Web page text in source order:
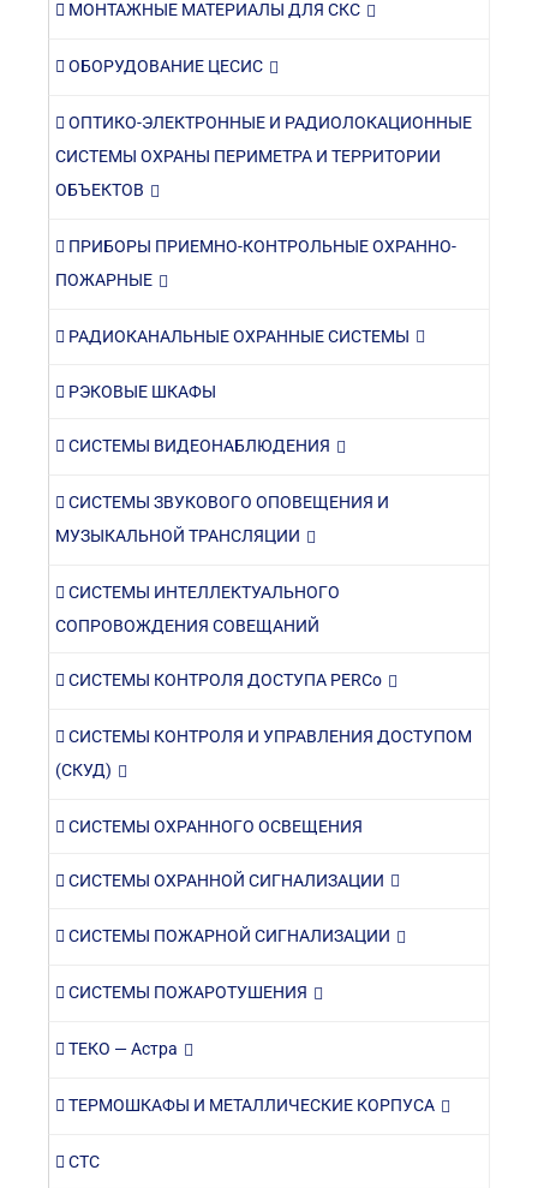
МОНТАЖНЫЕ МАТЕРИАЛЫ ДЛЯ СКС
ОБОРУДОВАНИЕ ЦЕСИС
ОПТИКО-ЭЛЕКТРОННЫЕ И РАДИОЛОКАЦИОННЫЕ
СИСТЕМЫ ОХРАНЫ ПЕРИМЕТРА И ТЕРРИТОРИИ
ОБЪЕКТОВ
ПРИБОРЫ ПРИЕМНО-КОНТРОЛЬНЫЕ ОХРАННО-
ПОЖАРНЫЕ
РАДИОКАНАЛЬНЫЕ ОХРАННЫЕ СИСТЕМЫ
РЭКОВЫЕ ШКАФЫ
СИСТЕМЫ ВИДЕОНАБЛЮДЕНИЯ
СИСТЕМЫ ЗВУКОВОГО ОПОВЕЩЕНИЯ И
МУЗЫКАЛЬНОЙ ТРАНСЛЯЦИИ
СИСТЕМЫ ИНТЕЛЛЕКТУАЛЬНОГО
СОПРОВОЖДЕНИЯ СОВЕЩАНИЙ
СИСТЕМЫ КОНТРОЛЯ ДОСТУПА PERCo
СИСТЕМЫ КОНТРОЛЯ И УПРАВЛЕНИЯ ДОСТУПОМ
(СКУД)
СИСТЕМЫ ОХРАННОГО ОСВЕЩЕНИЯ
СИСТЕМЫ ОХРАННОЙ СИГНАЛИЗАЦИИ
СИСТЕМЫ ПОЖАРНОЙ СИГНАЛИЗАЦИИ
СИСТЕМЫ ПОЖАРОТУШЕНИЯ
ТЕКО — Астра
ТЕРМОШКАФЫ И МЕТАЛЛИЧЕСКИЕ КОРПУСА
СТС